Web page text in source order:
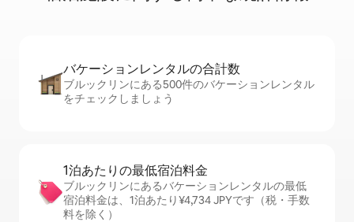
バケーションレ⁠ン⁠タ⁠ル⁠の合⁠計⁠数
ブルックリンにある500件のバケーションレンタル
をチェックしましょう
1泊あたりの最⁠低⁠宿⁠泊⁠料⁠金
ブルックリンにあるバケーションレンタルの最低
宿泊料金は、1泊あたり¥4,734 JPYです（税・手数
料を除く）